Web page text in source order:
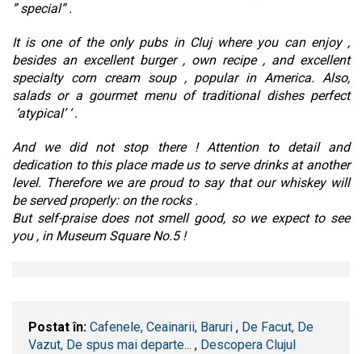
” special” .
It is one of the only pubs in Cluj where you can enjoy ,
besides an excellent burger , own recipe , and excellent
specialty corn cream soup , popular in America. Also,
salads or a gourmet menu of traditional dishes perfect
‘atypical’ ‘ .
And we did not stop there ! Attention to detail and
dedication to this place made us to serve drinks at another
level. Therefore we are proud to say that our whiskey will
be served properly: on the rocks .
But self-praise does not smell good, so we expect to see
you , in Museum Square No.5 !
Postat în: Cafenele, Ceainarii, Baruri , De Facut, De
Vazut, De spus mai departe... , Descopera Clujul